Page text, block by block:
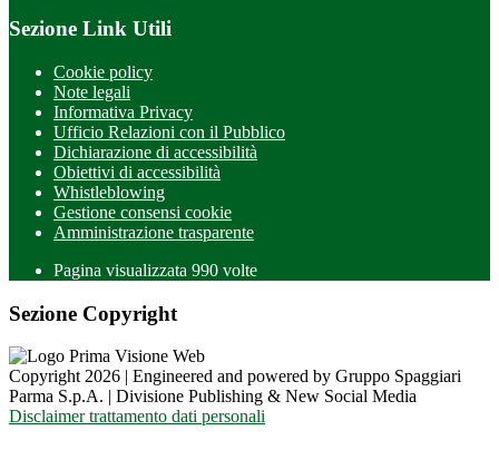
Sezione Link Utili
Cookie policy
Note legali
Informativa Privacy
Ufficio Relazioni con il Pubblico
Dichiarazione di accessibilità
Obiettivi di accessibilità
Whistleblowing
Gestione consensi cookie
Amministrazione trasparente
Pagina visualizzata 990 volte
Sezione Copyright
Copyright 2026 | Engineered and powered by Gruppo Spaggiari
Parma S.p.A. | Divisione Publishing & New Social Media
Disclaimer trattamento dati personali